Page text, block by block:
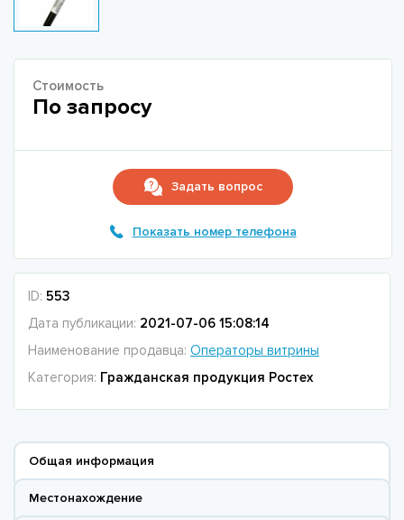
Стоимость
По запросу
Задать вопрос
Показать номер телефона
ID: 553
Дата публикации: 2021-07-06 15:08:14
Наименование продавца: Операторы витрины
Категория: Гражданская продукция Ростех
Общая информация
Местонахождение